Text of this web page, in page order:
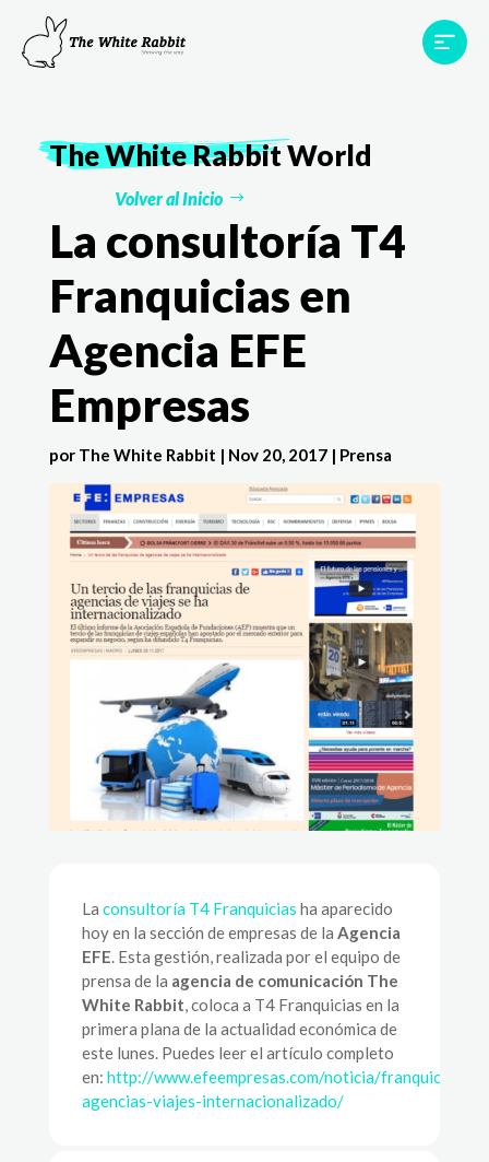
Proyectos
Testimonios
TWR World
The White RabbitWorld
Volver al Inicio
La consultoría T4
Franquicias en
Agencia EFE
Empresas
por The White Rabbit | Nov 20, 2017| Prensa
La consultoría T4 Franquicias ha aparecido
hoy en la sección de empresas de la Agencia
EFE. Esta gestión, realizada por el equipo de
prensa de la agencia de comunicación The
White Rabbit, coloca a T4 Franquicias en la
primera plana de la actualidad económica de
este lunes. Puedes leer el artículo completo
en: http://www.efeempresas.com/noticia/franquicias-
agencias-viajes-internacionalizado/